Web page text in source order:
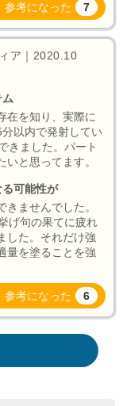
参考になった 7
ア｜2020.10
在を知り、実際に
以内で発射してい
きました。パート
と思ってます。
可能性が
ませんでした。
げ句の果てに疲れ
した。それだけ強
量を塗ることを強
参考になった 6